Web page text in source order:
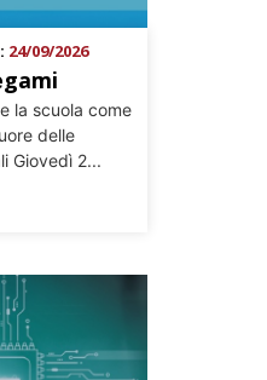
24/09/2026
la scuola come
delle
Giovedì 2...